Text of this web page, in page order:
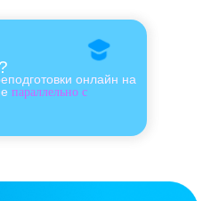
онлайн на
параллельно с
000+